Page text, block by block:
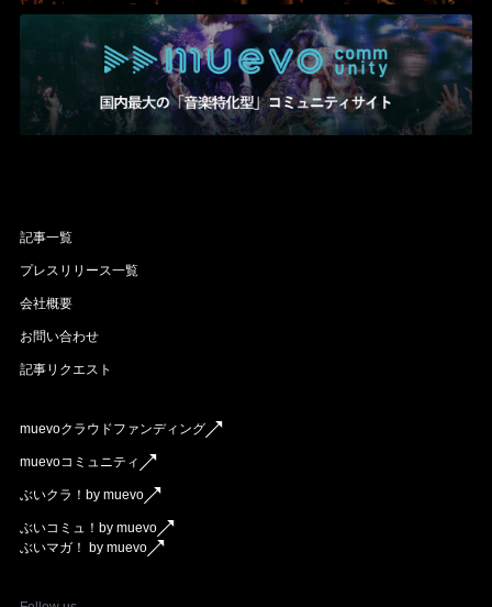
記事一覧
プレスリリース一覧
会社概要
お問い合わせ
記事リクエスト
muevoクラウドファンディング
muevoコミュニティ
ぶいクラ！by muevo
ぶいコミュ！by muevo
ぶいマガ！ by muevo